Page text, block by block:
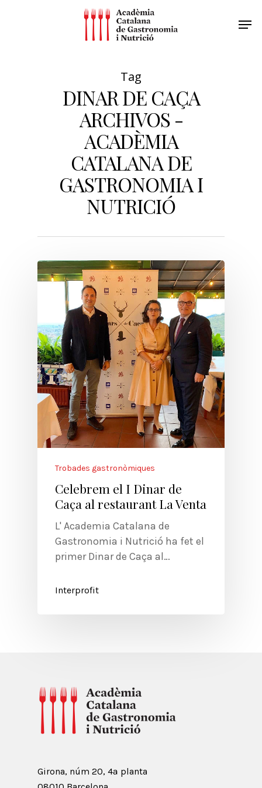
Tag
DINAR DE CAÇA
ARCHIVOS -
ACADÈMIA
CATALANA DE
GASTRONOMIA I
NUTRICIÓ
Trobades gastronòmiques
Celebrem el I Dinar de
Caça al restaurant La Venta
L' Academia Catalana de
Gastronomia i Nutrició ha fet el
primer Dinar de Caça al…
Interprofit
Girona, núm 20, 4ª planta